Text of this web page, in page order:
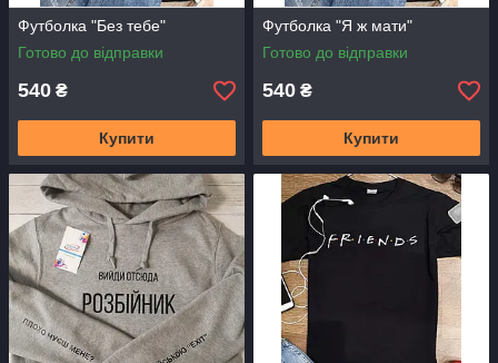
Футболка "Без тебе"
Готово до відправки
540 ₴
Купити
Футболка "Я ж мати"
Готово до відправки
540 ₴
Купити